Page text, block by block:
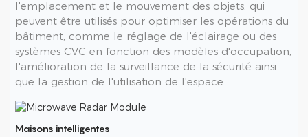
l'emplacement et le mouvement des objets, qui
peuvent être utilisés pour optimiser les opérations du
bâtiment, comme le réglage de l'éclairage ou des
systèmes CVC en fonction des modèles d'occupation,
l'amélioration de la surveillance de la sécurité ainsi
que la gestion de l'utilisation de l'espace.
Maisons intelligentes